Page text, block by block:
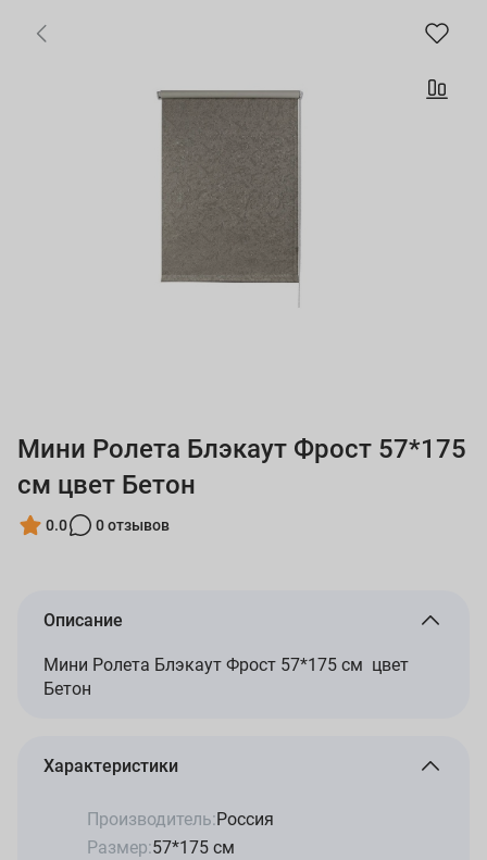
Мини Ролета Блэкаут Фрост 57*175
см цвет Бетон
0.0 0 отзывов
Описание
Мини Ролета Блэкаут Фрост 57*175 см цвет
Бетон
Характеристики
Производитель:Россия
Размер:57*175 см